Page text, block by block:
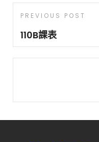
文
章
導
覽
Previous
Post
PREVIOUS POST
110B課表